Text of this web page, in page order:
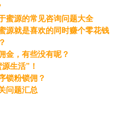
蜜源的常见咨询问题大全
源就是喜欢的同时赚个零花钱
金，有些没有呢？
生活”！
锁粉锁佣？
问题汇总